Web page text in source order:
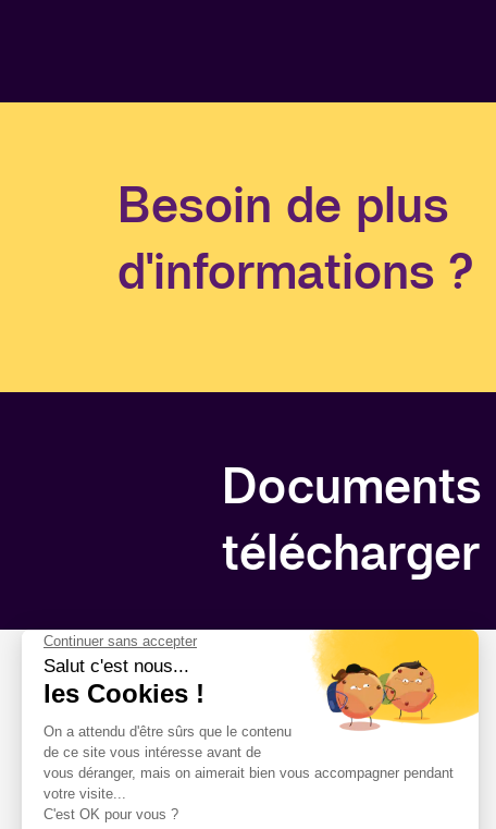
Besoin de plus
d'informations ?
Documents
télécharger